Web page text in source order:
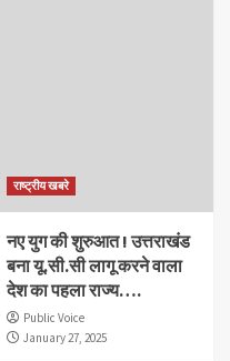
राष्ट्रीय खबरे
नए युग की शुरुआत ! उत्तराखंड
बना यू.सी.सी लागू करने वाला
देश का पहला राज्य….
Public Voice
January 27, 2025